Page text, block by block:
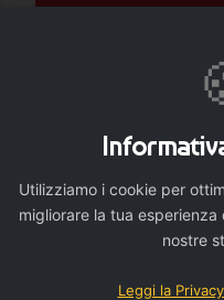
Dettagli del prodotto
Utilizziamo i cookie per
migliorare la tua
nostre
Leggi la